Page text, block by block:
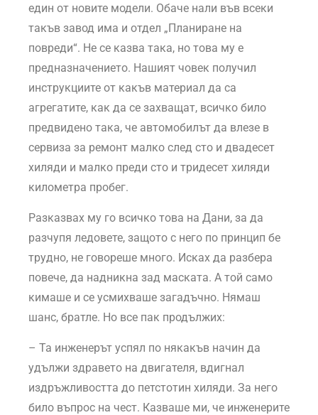
един от новите модели. Обаче нали във всеки
такъв завод има и отдел „Планиране на
повреди“. Не се казва така, но това му е
предназначението. Нашият човек получил
инструкциите от какъв материал да са
агрегатите, как да се захващат, всичко било
предвидено така, че автомобилът да влезе в
сервиза за ремонт малко след сто и двадесет
хиляди и малко преди сто и тридесет хиляди
километра пробег.
Разказвах му го всичко това на Дани, за да
разчупя ледовете, защото с него по принцип бе
трудно, не говореше много. Исках да разбера
повече, да надникна зад маската. А той само
кимаше и се усмихваше загадъчно. Нямаш
шанс, братле. Но все пак продължих:
– Та инженерът успял по някакъв начин да
удължи здравето на двигателя, вдигнал
издръжливостта до петстотин хиляди. За него
било въпрос на чест. Казваше ми, че инженерите